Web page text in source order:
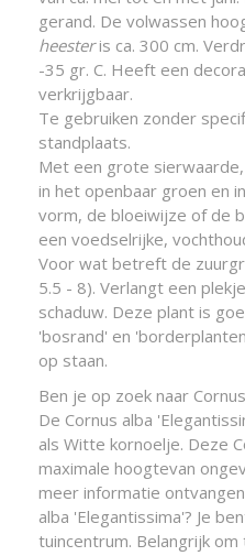
gerand. De volwassen
heesteris ca. 300 cm.
-35 gr. C. Heeft een
verkrijgbaar.
Te gebruiken zonder
standplaats.
Met een grote
in het openbaar groen en
vorm, de bloeiwijze of de
een voedselrijke,
Voor wat betreft de
5.5 - 8). Verlangt een
schaduw. Deze plant is
'bosrand' en
op staan.
Ben je op zoek naar
De Cornus alba
als Witte kornoelje. Deze
maximale hoogtevan
meer informatie
alba 'Elegantissima'? Je
tuincentrum. Belangrijk